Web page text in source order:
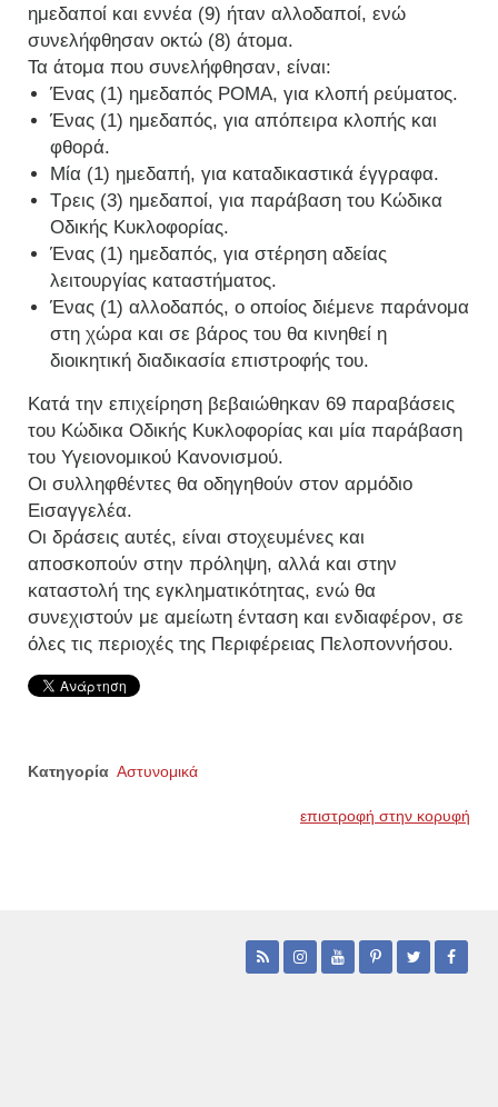
ημεδαποί και εννέα (9) ήταν αλλοδαποί, ενώ
συνελήφθησαν οκτώ (8) άτομα.
Τα άτομα που συνελήφθησαν, είναι:
Ένας (1) ημεδαπός ΡΟΜΑ, για κλοπή ρεύματος.
Ένας (1) ημεδαπός, για απόπειρα κλοπής και
φθορά.
Μία (1) ημεδαπή, για καταδικαστικά έγγραφα.
Τρεις (3) ημεδαποί, για παράβαση του Κώδικα
Οδικής Κυκλοφορίας.
Ένας (1) ημεδαπός, για στέρηση αδείας
λειτουργίας καταστήματος.
Ένας (1) αλλοδαπός, ο οποίος διέμενε παράνομα
στη χώρα και σε βάρος του θα κινηθεί η
διοικητική διαδικασία επιστροφής του.
Κατά την επιχείρηση βεβαιώθηκαν 69 παραβάσεις
του Κώδικα Οδικής Κυκλοφορίας και μία παράβαση
του Υγειονομικού Κανονισμού.
Οι συλληφθέντες θα οδηγηθούν στον αρμόδιο
Εισαγγελέα.
Οι δράσεις αυτές, είναι στοχευμένες και
αποσκοπούν στην πρόληψη, αλλά και στην
καταστολή της εγκληματικότητας, ενώ θα
συνεχιστούν με αμείωτη ένταση και ενδιαφέρον, σε
όλες τις περιοχές της Περιφέρειας Πελοποννήσου.
Κατηγορία Αστυνομικά
επιστροφή στην κορυφή